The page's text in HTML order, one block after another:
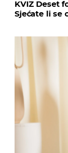
KVIZ Deset
Sjećate li se